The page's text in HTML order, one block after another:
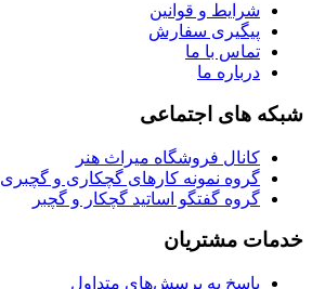
شرایط و قوانین
پیگیری سفارش
تماس با ما
درباره ما
شبکه های اجتماعی
کانال فروشگاه میراث هنر
گروه نمونه کارهای گچکاری و گچبری
گروه گفتگو اساتید گچکار و گچبر
خدمات مشتریان
پاسخ به پرسش‌های متداول